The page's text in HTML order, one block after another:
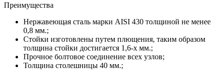
Преимущества
Нержавеющая сталь марки AISI 430 толщиной не менее
0,8 мм.;
Стойки изготовлены путем плющения, таким образом
толщина стойки достигается 1,6-х мм.;
Прочное болтовое соединение всех узлов;
Толщина столешницы 40 мм.;